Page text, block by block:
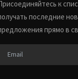
к
последние
прямо в